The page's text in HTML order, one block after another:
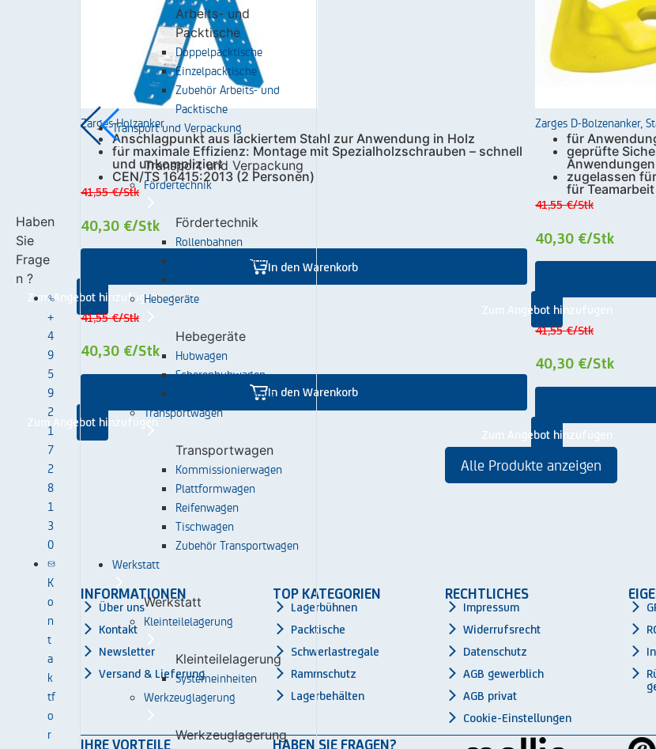
Arbeits- und
Packtische
Doppelpacktische
Einzelpacktische
Zubehör Arbeits- und
Packtische
Transport und Verpackung
Transport und Verpackung
Fördertechnik
Fördertechnik
Rollenbahnen
Scherenrollenbahn
Zubehör Rollenbahnen
Hebegeräte
Hebegeräte
Hubwagen
Scherenhubwagen
Zubehör Hebegeräte
Transportwagen
Transportwagen
Kommissionierwagen
Plattformwagen
Reifenwagen
Tischwagen
Zubehör Transportwagen
Werkstatt
Werkstatt
Kleinteilelagerung
Kleinteilelagerung
Systemeinheiten
Werkzeuglagerung
Werkzeuglagerung
Zarges Holzanker
Anschlagpunkt aus lackiertem Stahl zur Anwendung in Holz
für maximale Effizienz: Montage mit Spezialholzschrauben – schnell
und unkompliziert
CEN/TS 16415:2013 (2 Personen)
41,55 €/Stk
40,30 €/Stk
In den Warenkorb
Zum Angebot hinzufügen
41,55 €/Stk
40,30 €/Stk
In den Warenkorb
Zum Angebot hinzufügen
Zarges D-Bolzenanker,
für
geprüfte
Anwendungen
zugelassen
für Teamarbeit
41,55 €/Stk
40,30 €/Stk
Zum Angebot hinzufügen
41,55 €/Stk
40,30 €/Stk
Zum Angebot hinzufügen
Alle Produkte anzeigen
INFORMATIONEN
Über uns
Kontakt
Newsletter
Versand & Lieferung
TOP KATEGORIEN
Lagerbühnen
Packtische
Schwerlastregale
Rammschutz
Lagerbehälten
RECHTLICHES
Impressum
Widerrufsrecht
Datenschutz
AGB gewerblich
AGB privat
Cookie-Einstellungen
IHRE VORTEILE HABEN SIE FRAGEN?
Haben
Sie
Frage
n ?
+
4
9
5
9
2
1
7
2
8
1
3
0
K
o
n
t
a
k
tf
o
r